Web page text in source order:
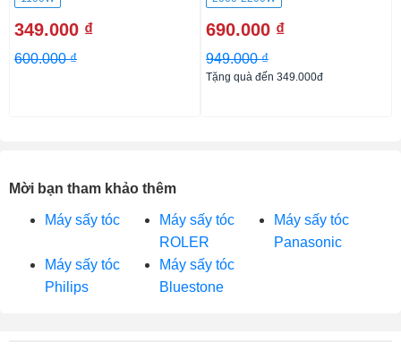
349.000 ₫
600.000 ₫
690.000 ₫
949.000 ₫
Tặng quà đến 349.000đ
Mời bạn tham khảo thêm
Máy sấy tóc
Máy sấy tóc
ROLER
Máy sấy tóc
Panasonic
Máy sấy tóc
Philips
Máy sấy tóc
Bluestone